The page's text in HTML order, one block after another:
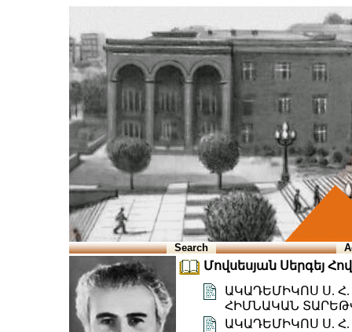
Search
Մովսեսյան Սերգեյ
ԱԿԱԴԵՄԻԿՈՍ Ս.
ՀԻՄՆԱԿԱՆ
ԱԿԱԴԵՄԻԿՈՍ Ս.